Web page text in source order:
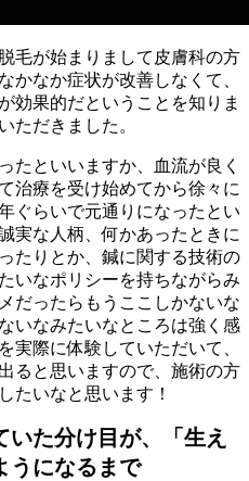
毛が始まりまして皮膚科の方
かなか症状が改善しなくて、
効果的だということを知りま
ただきました。
たといいますか、血流が良く
治療を受け始めてから徐々に
ぐらいで元通りになったとい
実な人柄、何かあったときに
たりとか、鍼に関する技術の
いなポリシーを持ちながらみ
だったらもうここしかないな
いなみたいなところは強く感
実際に体験していただいて、
ると思いますので、施術の方
たいなと思います！
た分け目が、「生え
うになるまで